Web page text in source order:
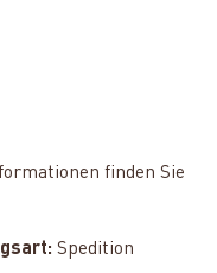
finden Sie
Spedition